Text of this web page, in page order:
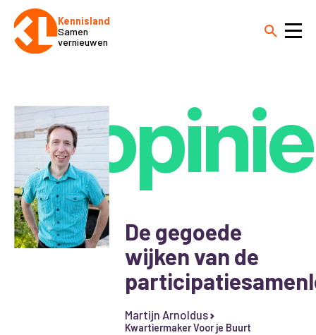
Kennisland
Samen
vernieuwen
opinie
De gegoede
wijken van de
Martijn Arnoldus
Kwartiermaker Voor je Buurt